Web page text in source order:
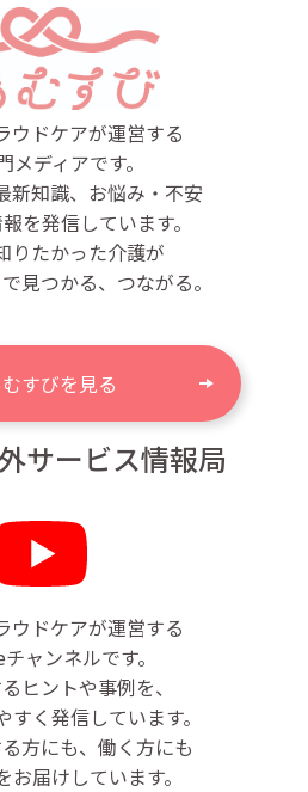
ウドケアが運営する
メディアです。
新知識、お悩み・不安
を発信しています。
りたかった介護が
見つかる、つながる。
すびを見る
サービス情報局
ウドケアが運営する
ャンネルです。
ヒントや事例を、
く発信しています。
方にも、働く方にも
お届けしています。